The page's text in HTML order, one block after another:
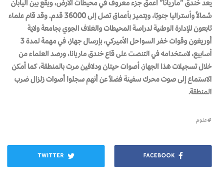
يعد خندق “ماريانا” أعمق جزء معروف في محيطات الأرض، ويقع بين اليابان
شمالاً وأستراليا جنوبًا، ويتميز بأعماق تصل إلى 36000 قدم. وقد قام علماء
تابعون للإدارة الوطنية لدراسة المحيطات والغلاف الجوي بجامعة ولاية
أوريغون وقوات خفر السواحل الأميركي، بإرسال جهاز، في مهمة لمدة 3
أسابيع، لاستخدامه في التنصت على قاع خندق ماريانا، ورصد العلماء من
خلال تسجيلات هذا الجهاز، أصوات حيتان ودلافين مرت بالمنطقة، كما أمكن
الاستماع إلى صوت محرك سفينة فضلاً عن أنهم سجلوا أصوات زلزال ضرب
المنطقة.
علوم
FACEBOOK
TWITTER